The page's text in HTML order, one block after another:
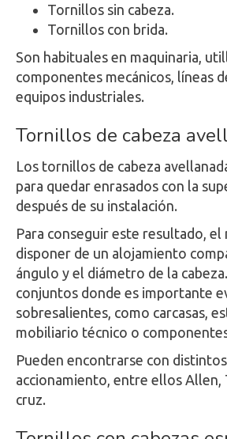
Tornillos sin cabeza.
Tornillos con brida.
Son habituales en maquinaria,
componentes mecánicos, líneas
equipos industriales.
Tornillos de cabeza
Los tornillos de cabeza
para quedar enrasados con la
después de su instalación.
Para conseguir este resultado, el
disponer de un alojamiento
ángulo y el diámetro de la
conjuntos donde es importante
sobresalientes, como carcasas,
mobiliario técnico o
Pueden encontrarse con
accionamiento, entre ellos Allen,
cruz.